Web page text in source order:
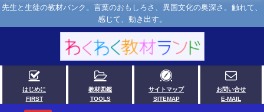
先生と生徒の教材バンク。言葉のおもしろさ、異国文化の奥深さ。触れて、
感じて、動き出す。
はじめに
FIRST
教材図鑑
TOOLS
サイトマップ
SITEMAP
お問い合せ
E-MAIL